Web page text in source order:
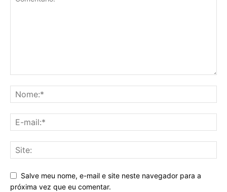
Salve meu nome, e-mail e site neste navegador para a
próxima vez que eu comentar.